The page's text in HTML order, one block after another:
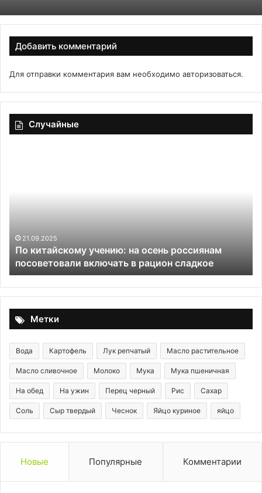
Добавить комментарий
Для отправки комментария вам необходимо авторизоваться.
Случайные
включать
рацион
сладкое
21.09.2025
По китайскому учению: на осень россиянам
посоветовали включать в рацион сладкое
Метки
Вода Картофель Лук репчатый Масло растительное
Масло сливочное Молоко Мука Мука пшеничная
На обед На ужин Перец черный Рис Сахар
Соль Сыр твердый Чеснок Яйцо куриное яйцо
Новые Популярные Комментарии